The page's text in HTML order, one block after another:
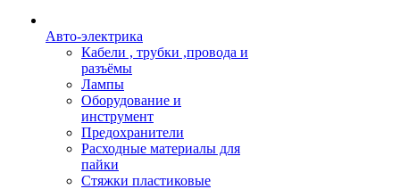
Авто-электрика
Кабели , трубки ,провода и
разъёмы
Лампы
Оборудование и
инструмент
Предохранители
Расходные материалы для
пайки
Стяжки пластиковые